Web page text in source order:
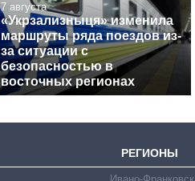
7 августа
«Укрзализныця» изменила
маршруты ряда поездов из-
за ситуации с
безопасностью в
восточных регионах
РЕГИОНЫ